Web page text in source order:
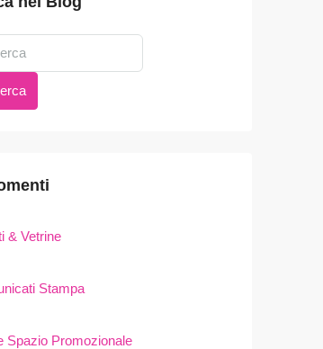
& Vetrine
Stampa
Spazio Promozionale